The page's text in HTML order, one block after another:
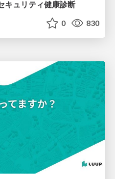
キュリティ健康診断
0 830